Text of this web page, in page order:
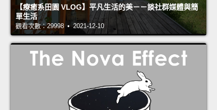
【療癒系田園 VLOG】平凡生活的美－－談社群媒體與簡
單生活
觀看次數：29998 • 2021-12-10